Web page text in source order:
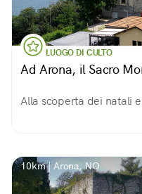
LUOGO DI CULTO
Ad Arona, il Sacro
Alla scoperta dei natali
10km | Arona, NO